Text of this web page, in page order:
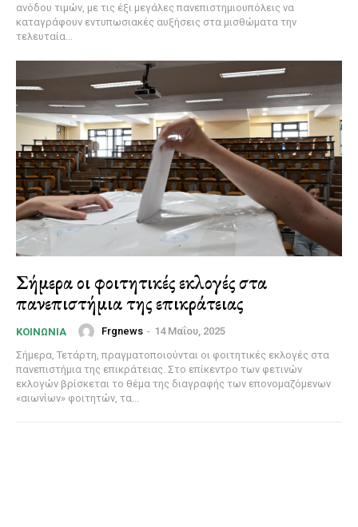
ανόδου τιμών, με τις έξι μεγάλες πανεπιστημιουπόλεις να
καταγράφουν εντυπωσιακές αυξήσεις στα μισθώματα την
τελευταία...
Σήμερα οι φοιτητικές εκλογές στα
πανεπιστήμια της επικράτειας
ΚΟΙΝΩΝΊΑ Frgnews - 14 Μαΐου, 2025
Σήμερα, Τετάρτη, πραγματοποιούνται οι φοιτητικές εκλογές στα
πανεπιστήμια της επικράτειας. Στο επίκεντρο των φετινών
εκλογών βρίσκεται το θέμα της διαγραφής των επονομαζόμενων
«αιωνίων» φοιτητών, τα...